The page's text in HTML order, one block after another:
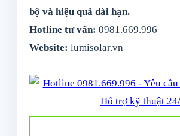
bộ và hiệu quả dài hạn.
Hotline tư vấn: 0981.669.996
Website: lumisolar.vn